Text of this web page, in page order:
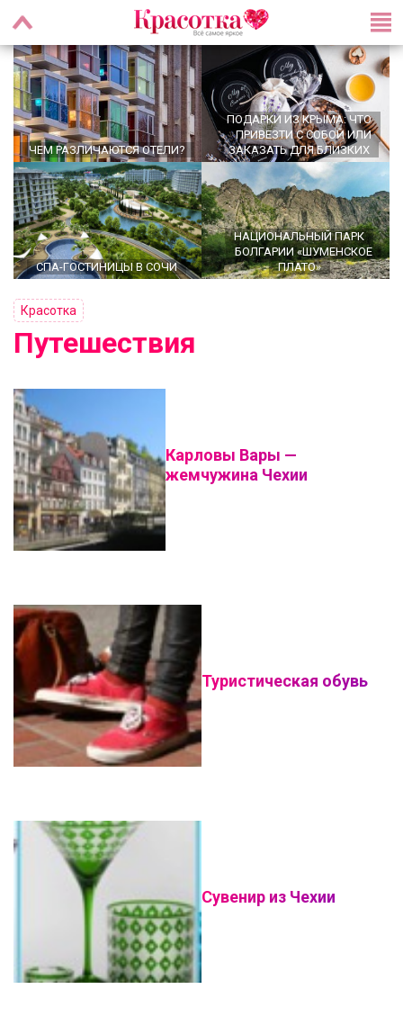
ЧЕМ РАЗЛИЧАЮТСЯ ОТЕЛИ?
ПОДАРКИ ИЗ КРЫМА: ЧТО
ПРИВЕЗТИ С СОБОЙ ИЛИ
ЗАКАЗАТЬ ДЛЯ БЛИЗКИХ
СПА-ГОСТИНИЦЫ В СОЧИ
НАЦИОНАЛЬНЫЙ ПАРК
БОЛГАРИИ «ШУМЕНСКОЕ
ПЛАТО»
Красотка
Путешествия
Карловы Вары —
жемчужина Чехии
Туристическая обувь
Сувенир из Чехии